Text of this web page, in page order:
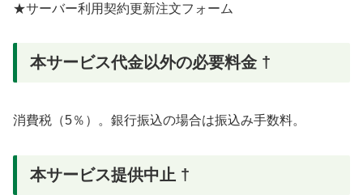
★サーバー利用契約更新注文フォーム
本サービス代金以外の必要料金 †
消費税（5％）。銀行振込の場合は振込み手数料。
本サービス提供中止 †